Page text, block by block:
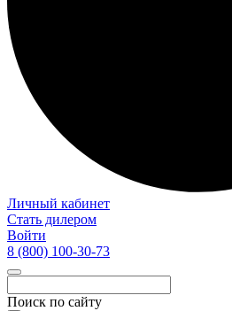
Личный кабинет
Стать дилером
Войти
8 (800) 100-30-73
Поиск по сайту